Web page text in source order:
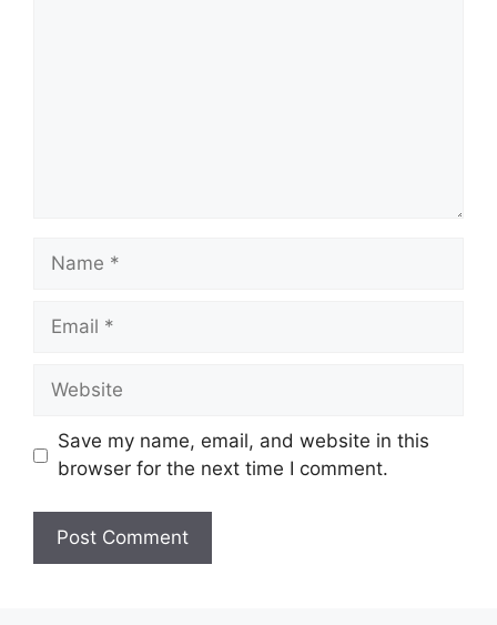
Name
Email
Website
Save my name, email, and website in this
browser for the next time I comment.